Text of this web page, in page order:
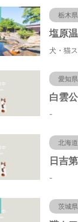
栃木県
愛知県
-
北海道
-
茨城県